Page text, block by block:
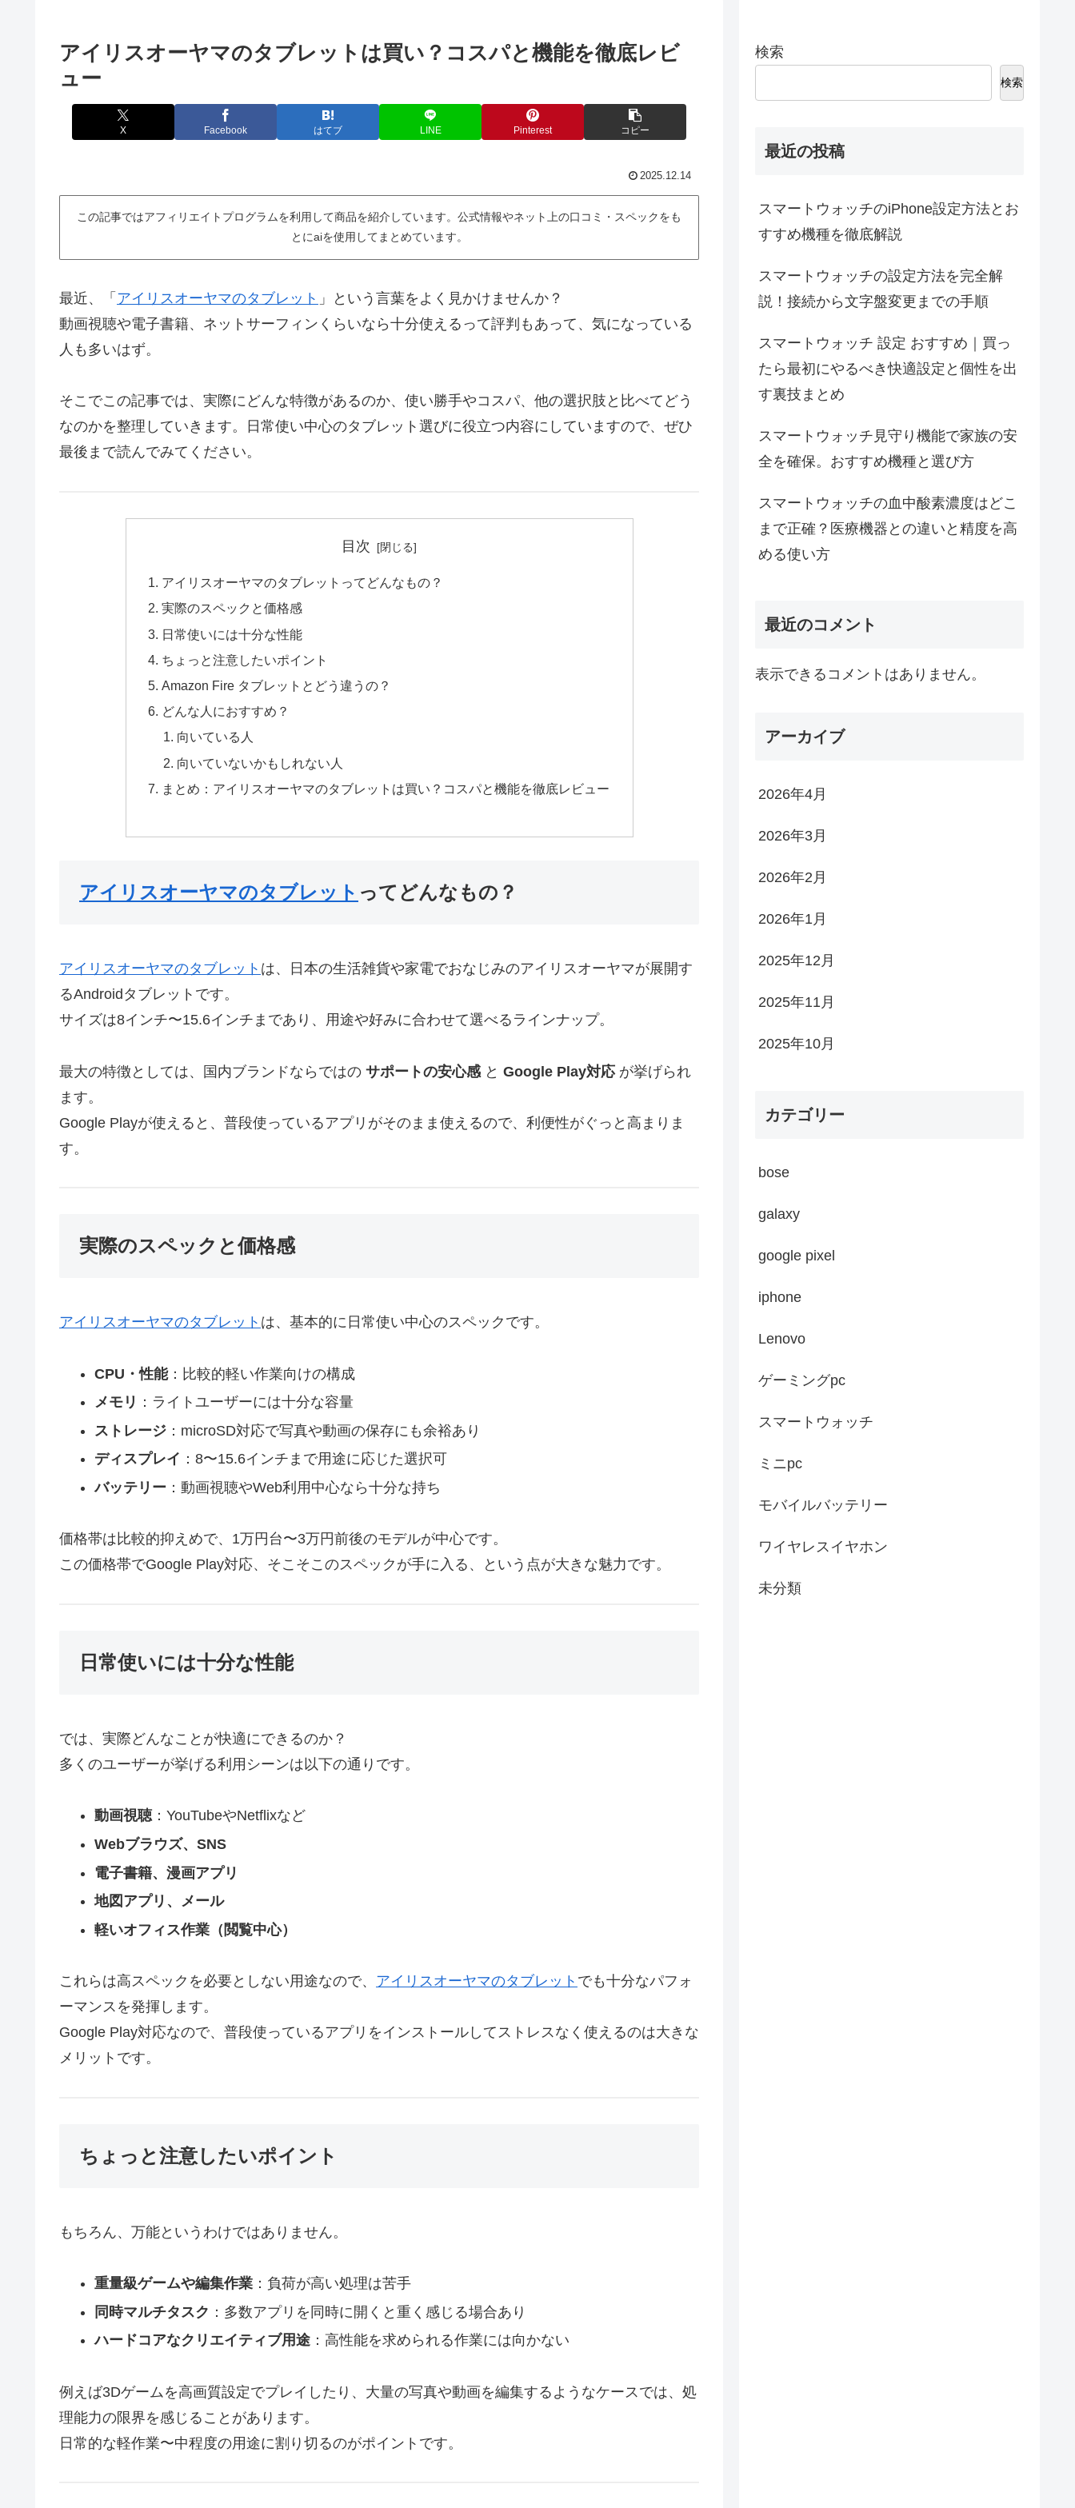
アイリスオーヤマのタブレットは買い？コスパと機能を徹底レビ
ュー
X Facebook はてブ LINE Pinterest コピー
2025.12.14
この記事ではアフィリエイトプログラムを利用して商品を紹介しています。公式情報やネット上の口コミ・スペックをも
とにaiを使用してまとめています。
最近、「 アイリスオーヤマのタブレット 」という言葉をよく見かけませんか？
動画視聴や電子書籍、ネットサーフィンくらいなら十分使えるって評判もあって、気になっている
人も多いはず。
そこでこの記事では、実際にどんな特徴があるのか、使い勝手やコスパ、他の選択肢と比べてどう
なのかを整理していきます。日常使い中心のタブレット選びに役立つ内容にしていますので、ぜひ
最後まで読んでみてください。
目次
アイリスオーヤマのタブレットってどんなもの？
実際のスペックと価格感
日常使いには十分な性能
ちょっと注意したいポイント
Amazon Fire タブレットとどう違うの？
どんな人におすすめ？
向いている人
向いていないかもしれない人
まとめ：アイリスオーヤマのタブレットは買い？コスパと機能を徹底レビュー
アイリスオーヤマのタブレット ってどんなもの？
アイリスオーヤマのタブレット は、日本の生活雑貨や家電でおなじみのアイリスオーヤマが展開す
るAndroidタブレットです。
サイズは8インチ〜15.6インチまであり、用途や好みに合わせて選べるラインナップ。
最大の特徴としては、国内ブランドならではの サポートの安心感 と Google Play対応が挙げられ
ます。
Google Playが使えると、普段使っているアプリがそのまま使えるので、利便性がぐっと高まりま
す。
実際のスペックと価格感
アイリスオーヤマのタブレット は、基本的に日常使い中心のスペックです。
CPU・性能：比較的軽い作業向けの構成
メモリ ：ライトユーザーには十分な容量
ストレージ：microSD対応で写真や動画の保存にも余裕あり
ディスプレイ ：8〜15.6インチまで用途に応じた選択可
バッテリー：動画視聴やWeb利用中心なら十分な持ち
価格帯は比較的抑えめで、1万円台〜3万円前後のモデルが中心です。
この価格帯でGoogle Play対応、そこそこのスペックが手に入る、という点が大きな魅力です。
日常使いには十分な性能
では、実際どんなことが快適にできるのか？
多くのユーザーが挙げる利用シーンは以下の通りです。
動画視聴：YouTubeやNetflixなど
Webブラウズ、SNS
電子書籍、漫画アプリ
地図アプリ、メール
軽いオフィス作業（閲覧中心）
これらは高スペックを必要としない用途なので、 アイリスオーヤマのタブレット でも十分なパフォ
ーマンスを発揮します。
Google Play対応なので、普段使っているアプリをインストールしてストレスなく使えるのは大きな
メリットです。
ちょっと注意したいポイント
もちろん、万能というわけではありません。
重量級ゲームや編集作業：負荷が高い処理は苦手
同時マルチタスク ：多数アプリを同時に開くと重く感じる場合あり
ハードコアなクリエイティブ用途：高性能を求められる作業には向かない
例えば3Dゲームを高画質設定でプレイしたり、大量の写真や動画を編集するようなケースでは、処
理能力の限界を感じることがあります。
日常的な軽作業〜中程度の用途に割り切るのがポイントです。
検索
検索
最近の投稿
スマートウォッチのiPhone設定方法とお
すすめ機種を徹底解説
スマートウォッチの設定方法を完全解
説！接続から文字盤変更までの手順
スマートウォッチ 設定 おすすめ｜買っ
たら最初にやるべき快適設定と個性を出
す裏技まとめ
スマートウォッチ見守り機能で家族の安
全を確保。おすすめ機種と選び方
スマートウォッチの血中酸素濃度はどこ
まで正確？医療機器との違いと精度を高
める使い方
最近のコメント
表示できるコメントはありません。
アーカイブ
2026年4月
2026年3月
2026年2月
2026年1月
2025年12月
2025年11月
2025年10月
カテゴリー
bose
galaxy
google pixel
iphone
Lenovo
ゲーミングpc
スマートウォッチ
ミニpc
モバイルバッテリー
ワイヤレスイヤホン
未分類